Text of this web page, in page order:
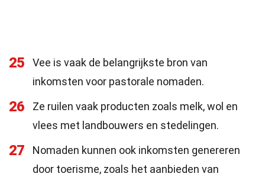
25
Vee is vaak de belangrijkste bron van
inkomsten voor pastorale nomaden.
26
Ze ruilen vaak producten zoals melk, wol en
vlees met landbouwers en stedelingen.
27
Nomaden kunnen ook inkomsten genereren
door toerisme, zoals het aanbieden van